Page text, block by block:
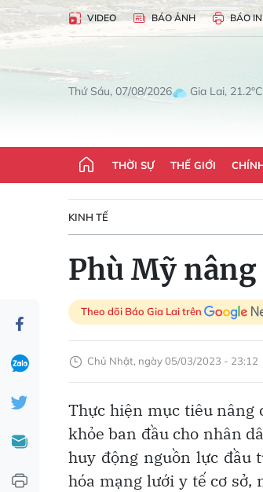
VIDEO BÁO ẢNH BÁO IN
Thứ Sáu, 07/08/2026 Gia Lai,
THỜI SỰ THẾ GIỚI
KINH TẾ
Phù Mỹ
Theo dõi Báo Gia Lai trên
Chủ Nhật, ngày 05/03/2023 - 23:12
Thực hiện mục tiêu nâng
khỏe ban đầu cho nhân
huy động nguồn lực đầu
hóa mạng lưới y tế cơ sở,